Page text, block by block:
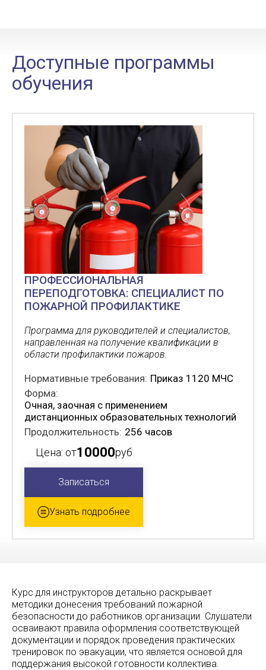
Доступные программы
обучения
ПРОФЕССИОНАЛЬНАЯ
ПЕРЕПОДГОТОВКА: СПЕЦИАЛИСТ ПО
ПОЖАРНОЙ ПРОФИЛАКТИКЕ
Программа для руководителей и специалистов,
направленная на получение квалификации в
области профилактики пожаров.
Нормативные требования: Приказ 1120 МЧС
Форма:
Очная, заочная с применением
дистанционных образовательных технологий
Продолжительность: 256 часов
Цена: от10000руб
Записаться
Узнать подробнее
Курс для инструкторов детально раскрывает
методики донесения требований пожарной
безопасности до работников организации. Слушатели
осваивают правила оформления соответствующей
документации и порядок проведения практических
тренировок по эвакуации, что является основой для
поддержания высокой готовности коллектива.